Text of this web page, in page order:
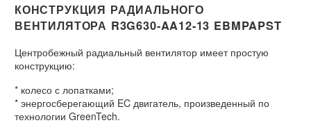
КОНСТРУКЦИЯ РАДИАЛЬНОГО
ВЕНТИЛЯТОРА R3G630-AA12-13 EBMPAPST
Центробежный радиальный вентилятор имеет простую
конструкцию:
* колесо с лопатками;
* энергосберегающий EC двигатель, произведенный по
технологии GreenTech.